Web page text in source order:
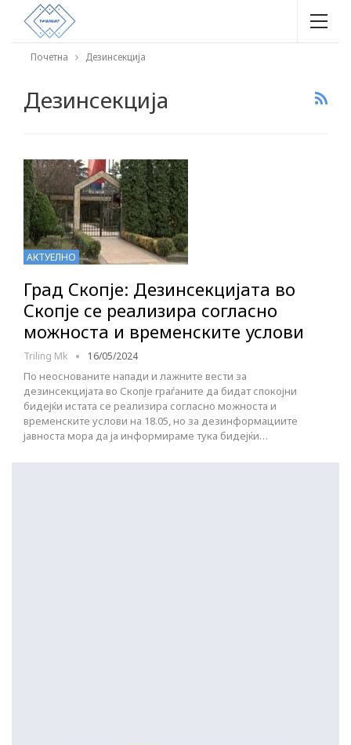
Почетна Дезинсекција
Дезинсекција
АКТУЕЛНО
Град Скопје: Дезинсекцијата во
Скопје се реализира согласно
можноста и временските услови
Triling Mk 16/05/2024
По неоснованите напади и лажните вести за
дезинсекцијата во Скопје граѓаните да бидат спокојни
бидејќи истата се реализира согласно можноста и
временските услови на 18.05, но за дезинформациите
јавноста мора да ја информираме тука бидејќи…